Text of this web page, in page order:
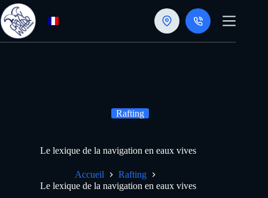
Passer
au
contenu
Rafting
Le lexique de la navigation en eaux vives
Accueil
Rafting
Le lexique de la navigation en eaux vives